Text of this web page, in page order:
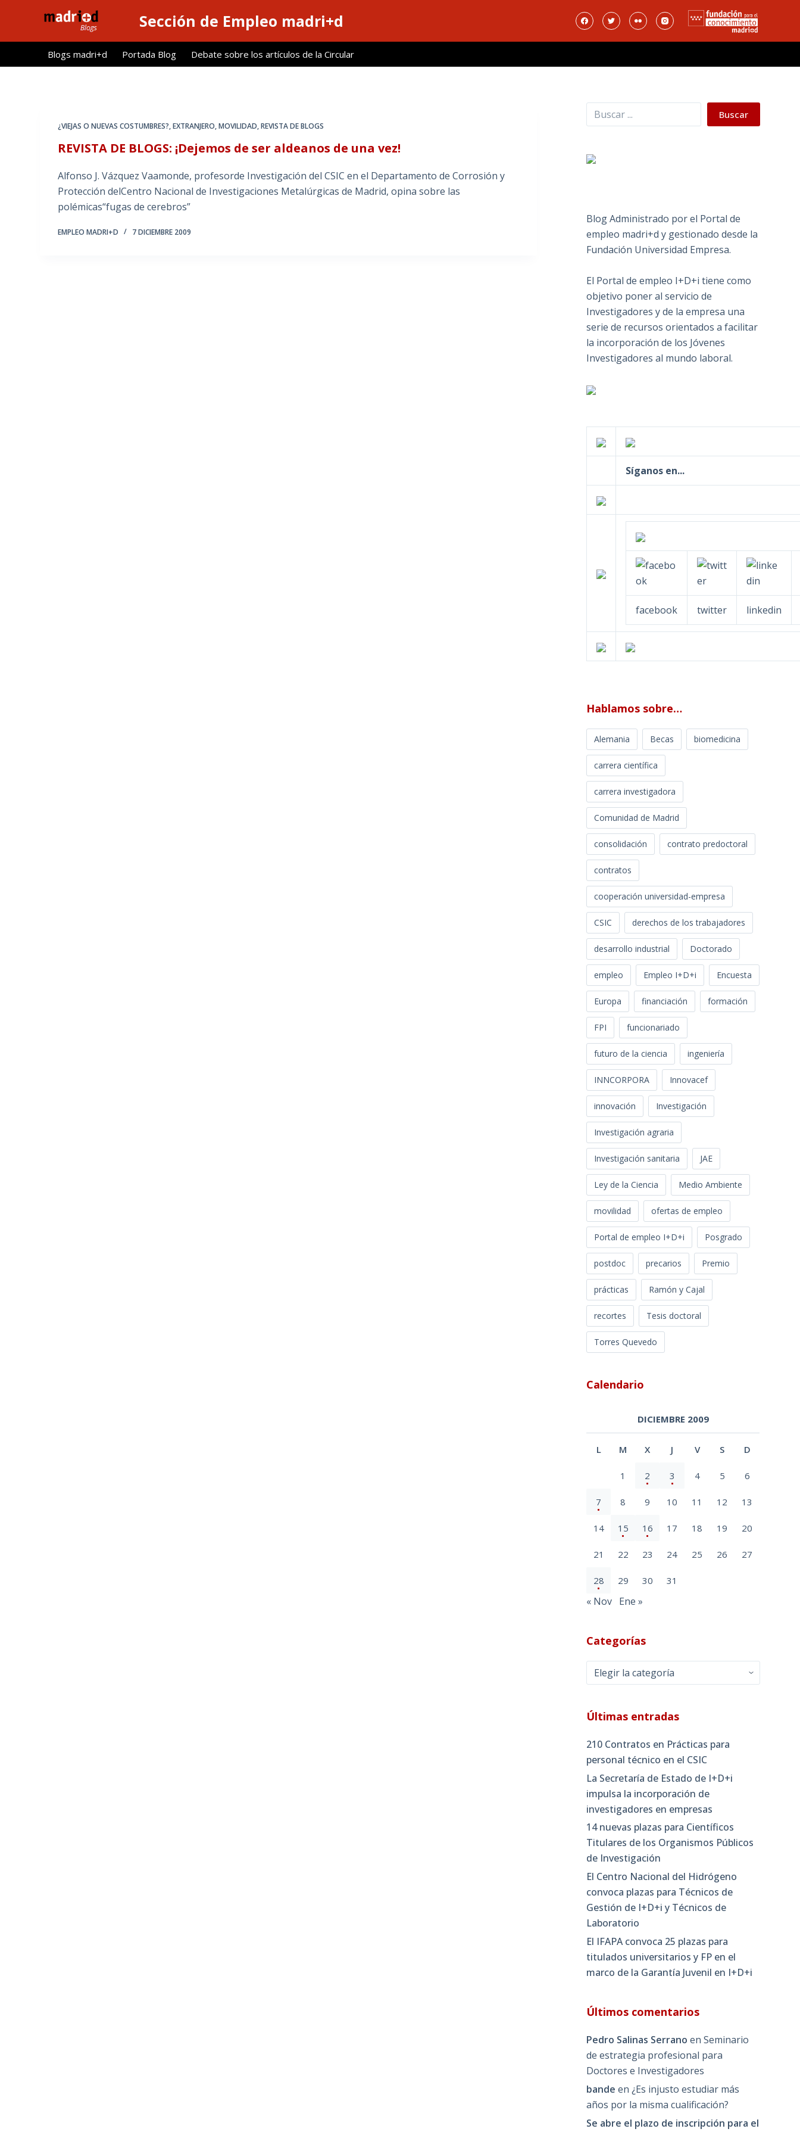
l
Sección de Empleo madri+d
Blogs madri+d Portada Blog Debate sobre los artículos de la Circular
¿VIEJAS O NUEVAS COSTUMBRES?,EXTRANJERO,MOVILIDAD,REVISTA DE BLOGS
REVISTA DE BLOGS: ¡Dejemos de ser aldeanos de una vez!
Alfonso J. Vázquez Vaamonde, profesorde Investigación del CSIC en el Departamento de Corrosión y
Protección delCentro Nacional de Investigaciones Metalúrgicas de Madrid, opina sobre las
polémicas“fugas de cerebros”
EMPLEO MADRI+D 7 DICIEMBRE 2009
Buscar Buscar
Blog Administrado por el Portal de
empleo madri+d y gestionado desde la
Fundación Universidad Empresa.
El Portal de empleo I+D+i tiene como
objetivo poner al servicio de
Investigadores y de la empresa una
serie de recursos orientados a facilitar
la incorporación de los Jóvenes
Investigadores al mundo laboral.
Síganos en...
facebook twitter linkedin
Hablamos sobre…
Alemania Becas biomedicina
carrera científica
carrera investigadora
Comunidad de Madrid
consolidación contrato predoctoral
contratos
cooperación universidad-empresa
CSIC derechos de los trabajadores
desarrollo industrial Doctorado
empleo Empleo I+D+i Encuesta
Europa financiación formación
FPI funcionariado
futuro de la ciencia ingeniería
INNCORPORA Innovacef
innovación Investigación
Investigación agraria
Investigación sanitaria JAE
Ley de la Ciencia Medio Ambiente
movilidad ofertas de empleo
Portal de empleo I+D+i Posgrado
postdoc precarios Premio
prácticas Ramón y Cajal
recortes Tesis doctoral
Torres Quevedo
Calendario
DICIEMBRE 2009
L M X J V S D
1 2 3 4 5 6
7 8 9 10 11 12 13
14 15 16 17 18 19 20
21 22 23 24 25 26 27
28 29 30 31
« Nov Ene »
Categorías
Categorías
Últimas entradas
210 Contratos en Prácticas para
personal técnico en el CSIC
La Secretaría de Estado de I+D+i
impulsa la incorporación de
investigadores en empresas
14 nuevas plazas para Científicos
Titulares de los Organismos Públicos
de Investigación
El Centro Nacional del Hidrógeno
convoca plazas para Técnicos de
Gestión de I+D+i y Técnicos de
Laboratorio
El IFAPA convoca 25 plazas para
titulados universitarios y FP en el
marco de la Garantía Juvenil en I+D+i
Últimos comentarios
Pedro Salinas Serrano enSeminario
de estrategia profesional para
Doctores e Investigadores
bande en¿Es injusto estudiar más
años por la misma cualificación?
Se abre el plazo de inscripción para el